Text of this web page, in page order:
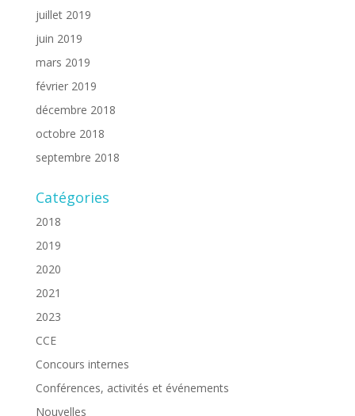
juillet 2019
juin 2019
mars 2019
février 2019
décembre 2018
octobre 2018
septembre 2018
Catégories
2018
2019
2020
2021
2023
CCE
Concours internes
Conférences, activités et événements
Nouvelles